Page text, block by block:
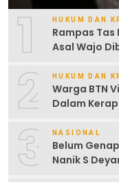
1 HUKUM DAN
Rampas Tas
Asal Wajo
2 HUKUM DAN
Warga BTN
Dalam
3 NASIONAL
Belum
Nanik S